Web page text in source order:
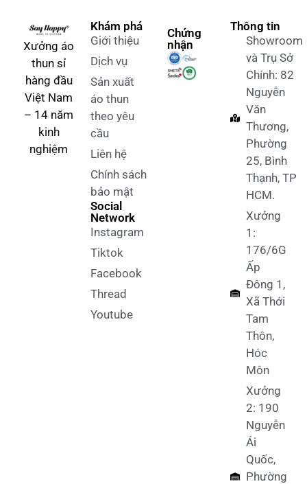
Xưởng áo
thun sỉ
hàng đầu
Việt Nam
– 14 năm
kinh
nghiệm
Khám phá
Giới thiệu
Dịch vụ
Sản xuất
áo thun
theo yêu
cầu
Liên hệ
Chính sách
bảo mật
Social
Network
Instagram
Tiktok
Facebook
Thread
Youtube
Chứng
nhận
Thông tin
Showroom
và Trụ Sở
Chính: 82
Nguyễn
Văn
Thương,
Phường
25, Bình
Thạnh, TP
HCM.
Xưởng
1:
176/6G
Ấp
Đông 1,
Xã Thới
Tam
Thôn,
Hóc
Môn
Xưởng
2: 190
Nguyễn
Ái
Quốc,
Phường